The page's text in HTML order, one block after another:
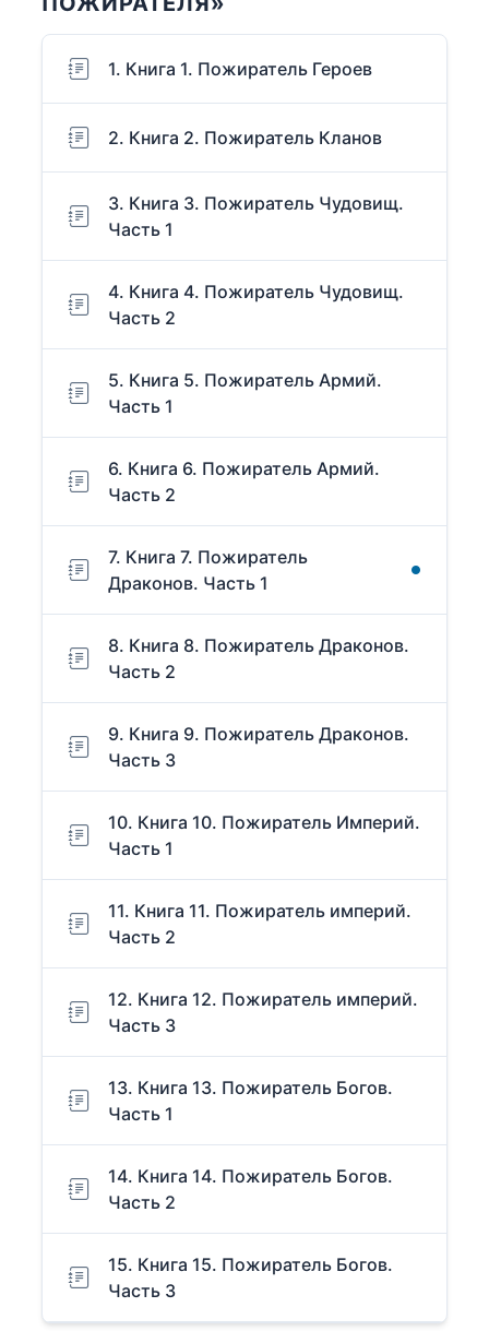
1. Книга 1. Пожиратель Героев
2. Книга 2. Пожиратель Кланов
3. Книга 3. Пожиратель Чудовищ.
Часть 1
4. Книга 4. Пожиратель Чудовищ.
Часть 2
5. Книга 5. Пожиратель Армий.
Часть 1
6. Книга 6. Пожиратель Армий.
Часть 2
7. Книга 7. Пожиратель
Драконов. Часть 1
8. Книга 8. Пожиратель Драконов.
Часть 2
9. Книга 9. Пожиратель Драконов.
Часть 3
10. Книга 10. Пожиратель Империй.
Часть 1
11. Книга 11. Пожиратель империй.
Часть 2
12. Книга 12. Пожиратель империй.
Часть 3
13. Книга 13. Пожиратель Богов.
Часть 1
14. Книга 14. Пожиратель Богов.
Часть 2
15. Книга 15. Пожиратель Богов.
Часть 3